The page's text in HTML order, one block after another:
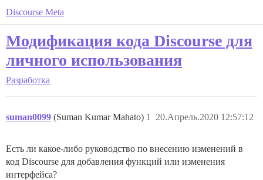
Discourse Meta
Модификация кода Discourse для
личного использования
Разработка
suman0099 (Suman Kumar Mahato) 20.Апрель.2020 12:57:12
1
Есть ли какое-либо руководство по внесению изменений в
код Discourse для добавления функций или изменения
интерфейса?